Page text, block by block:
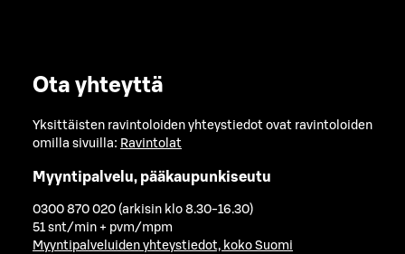
Ota yhteyttä
Yksittäisten ravintoloiden yhteystiedot ovat ravintoloiden
omilla sivuilla: Ravintolat
Myyntipalvelu, pääkaupunkiseutu
0300 870 020 (arkisin klo 8.30-16.30)
51 snt/min + pvm/mpm
Myyntipalveluiden yhteystiedot, koko Suomi